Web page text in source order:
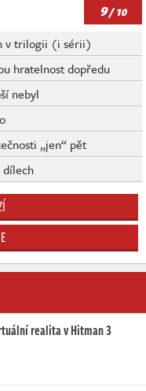
9/ 10
v trilogii (i sérii)
hratelnost dopředu
nebyl
„jen“ pět
dílech
realita v Hitman 3